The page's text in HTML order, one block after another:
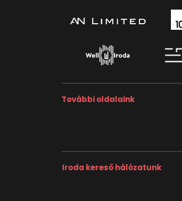
További oldalaink
Iroda kereső hálózatunk